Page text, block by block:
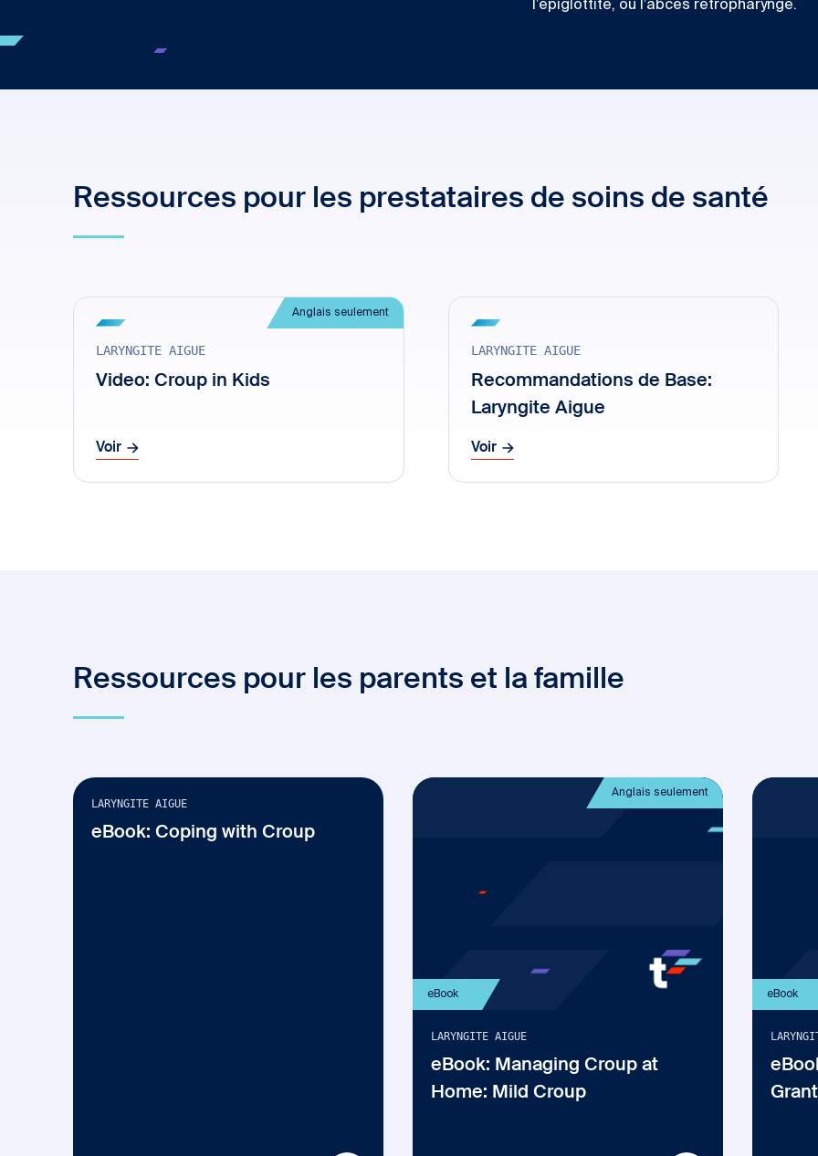
l’épiglottite, ou l’abcès rétropharyngé.
Ressources pour les prestataires de soins de santé
Anglais seulement
LARYNGITE AIGUE
Video: Croup in Kids
Voir
LARYNGITE AIGUE
Recommandations de Base:
Laryngite Aigue
Voir
Ressources pour les parents et la famille
LARYNGITE AIGUE
eBook: Coping with Croup
eBook
Anglais seulement
LARYNGITE AIGUE
eBook: Managing Croup at
Home: Mild Croup
eBook